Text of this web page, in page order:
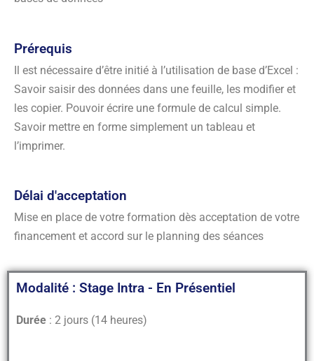
Prérequis
Il est nécessaire d’être initié à l’utilisation de base d’Excel :
Savoir saisir des données dans une feuille, les modifier et
les copier. Pouvoir écrire une formule de calcul simple.
Savoir mettre en forme simplement un tableau et
l’imprimer.
Délai d'acceptation
Mise en place de votre formation dès acceptation de votre
financement et accord sur le planning des séances
Modalité : Stage Intra - En Présentiel
Durée : 2 jours (14 heures)